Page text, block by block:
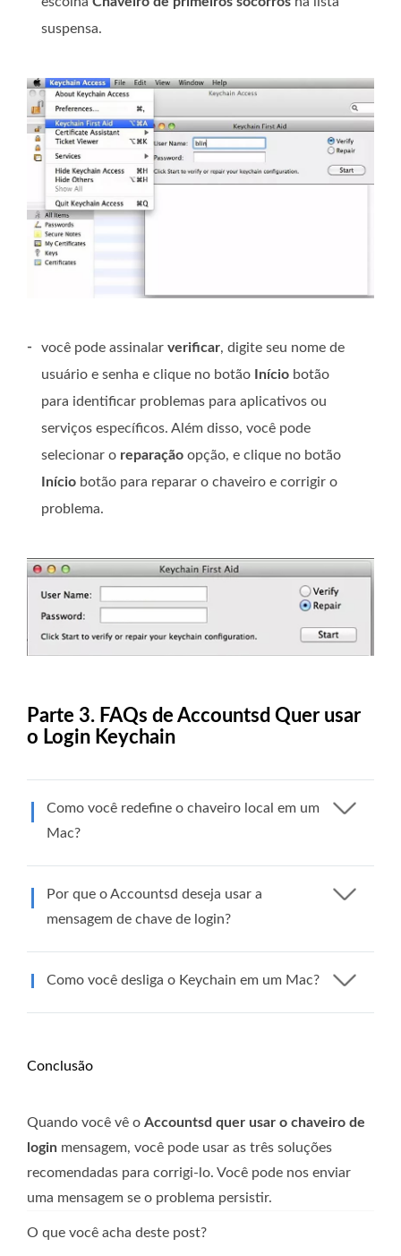
suspensa.
- você pode assinalar verificar, digite seu nome de
usuário e senha e clique no botão
Início botão
para identificar problemas para aplicativos ou
serviços específicos. Além disso, você pode
selecionar o reparação opção, e clique no botão
Início botão para reparar o chaveiro e corrigir o
problema.
Parte 3. FAQs de Accountsd Quer usar
o Login Keychain
Como você redefine o chaveiro local em um
Mac?
Por que o Accountsd deseja usar a
mensagem de chave de login?
Como você desliga o Keychain em um Mac?
Conclusão
Quando você vê o Accountsd quer usar o chaveiro de
login mensagem, você pode usar as três soluções
recomendadas para corrigi-lo. Você pode nos enviar
uma mensagem se o problema persistir.
O que você acha deste post?